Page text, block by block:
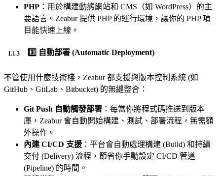
PHP ：用於構建動態網站和 CMS（如 WordPress）的主
要語言。Zeabur 提供 PHP 的運行環境，讓你的 PHP 項
目能快速上線。
3️⃣ 自動部署 (Automatic Deployment)
不管使用什麼技術棧，Zeabur 都支援與版本控制系統 (如
GitHub、GitLab、Bitbucket) 的無縫整合：
Git Push 自動觸發部署 ：每當你將程式碼推送到版本
庫，Zeabur 會自動開始構建、測試、部署流程，無需額
外操作。
內建 CI/CD 支援 ：平台會自動處理構建 (Build) 和持續
交付 (Delivery) 流程，節省你手動設定 CI/CD 管道
(Pipeline) 的時間。